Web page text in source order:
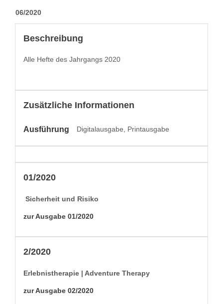
06/2020
Beschreibung
Alle Hefte des Jahrgangs 2020
Zusätzliche Informationen
Ausführung Digitalausgabe, Printausgabe
01/2020
Sicher­heit und Risiko
zur Aus­gabe 01/2020
2/2020
Erleb­nis­ther­a­pie | Adven­ture Therapy
zur Aus­gabe 02/2020